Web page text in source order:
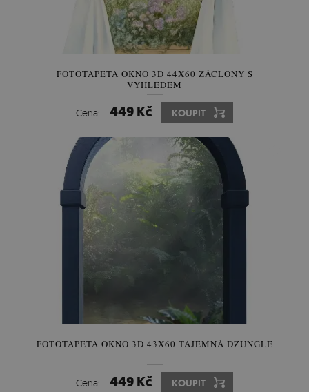
FOTOTAPETA OKNO 3D 44X60 ZÁCLONY S
VÝHLEDEM
Cena: 449 Kč KOUPIT
FOTOTAPETA OKNO 3D 43X60 TAJEMNÁ DŽUNGLE
Cena: 449 Kč KOUPIT